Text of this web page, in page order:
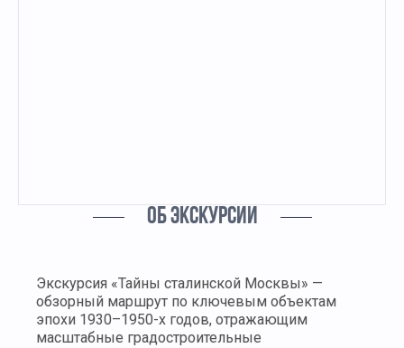
ОБ ЭКСКУРСИИ
Экскурсия «Тайны сталинской Москвы» —
обзорный маршрут по ключевым объектам
эпохи 1930–1950-х годов, отражающим
масштабные градостроительные